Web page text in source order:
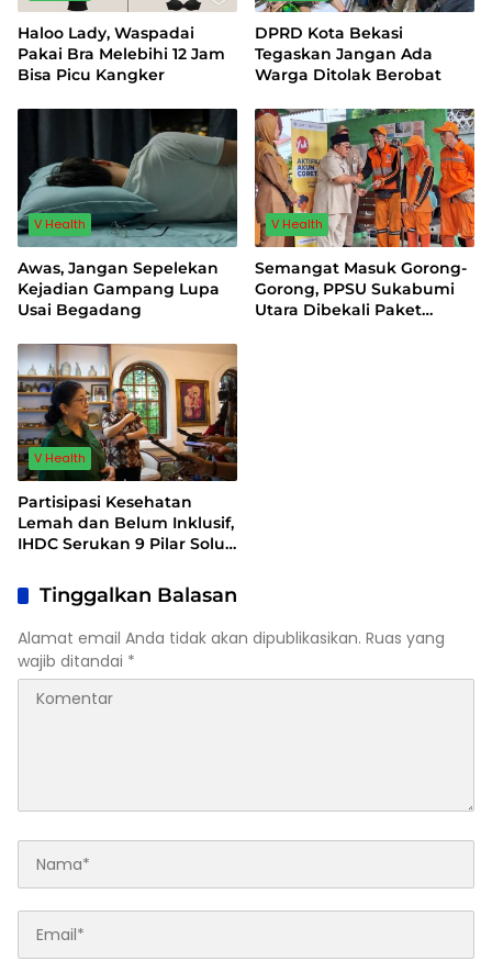
Haloo Lady, Waspadai
Pakai Bra Melebihi 12 Jam
Bisa Picu Kangker
DPRD Kota Bekasi
Tegaskan Jangan Ada
Warga Ditolak Berobat
V Health
Awas, Jangan Sepelekan
Kejadian Gampang Lupa
Usai Begadang
V Health
Semangat Masuk Gorong-
Gorong, PPSU Sukabumi
Utara Dibekali Paket
V Health
Partisipasi Kesehatan
Lemah dan Belum Inklusif,
IHDC Serukan 9 Pilar Solusi
Penguatan Partisipasi
Kesehatan Masyarakat
Tinggalkan Balasan
Alamat email Anda tidak akan dipublikasikan. Ruas yang
wajib ditandai *